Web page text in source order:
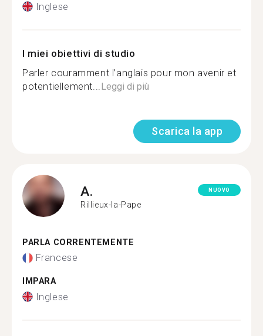
Inglese
I miei obiettivi di studio
Parler couramment l’anglais pour mon avenir et
potentiellement... Leggi di più
Scarica la app
A.
Rillieux-la-Pape
NUOVO
PARLA CORRENTEMENTE
Francese
IMPARA
Inglese